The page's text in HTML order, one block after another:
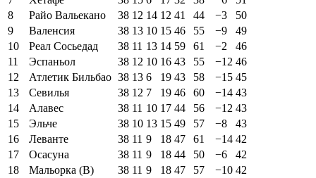
8
Райо Вальекано 38 12 14 12 41 44 −3
50
9
Валенсия 38 13 10 15 46 55 −9
49
10
Реал Сосьедад 38 11 13 14 59 61 −2
46
11
Эспаньол 38 12 10 16 43 55 −12 46
12
Атлетик Бильбао 38 13 6 19 43 58 −15 45
13
Севилья 38 12 7 19 46 60 −14 43
14
Алавес 38 11 10 17 44 56 −12 43
15
Эльче 38 10 13 15 49 57 −8
43
16
Леванте 38 11 9 18 47 61 −14 42
17
Осасуна 38 11 9 18 44 50 −6
42
18
Мальорка (В) 38 11 9 18 47 57 −10 42